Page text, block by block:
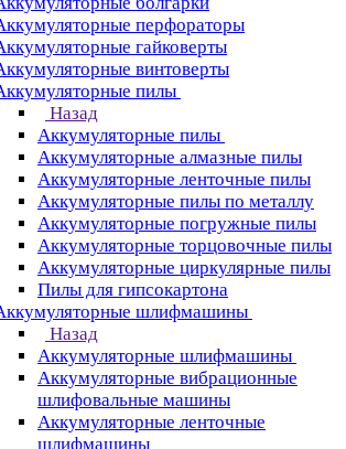
перфораторы
гайковерты
винтоверты
пилы
Назад
Аккумуляторные пилы
Аккумуляторные алмазные пилы
Аккумуляторные ленточные пилы
Аккумуляторные пилы по металлу
Аккумуляторные погружные пилы
Аккумуляторные торцовочные пилы
Аккумуляторные циркулярные пилы
Пилы для гипсокартона
шлифмашины
Назад
Аккумуляторные шлифмашины
Аккумуляторные вибрационные
шлифовальные машины
Аккумуляторные ленточные
шлифмашины